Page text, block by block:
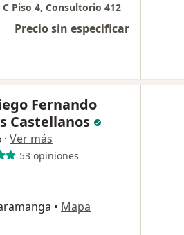
Piso 4, Consultorio 412
Precio sin especificar
Fernando
Castellanos
· Ver más
53 opiniones
• Mapa